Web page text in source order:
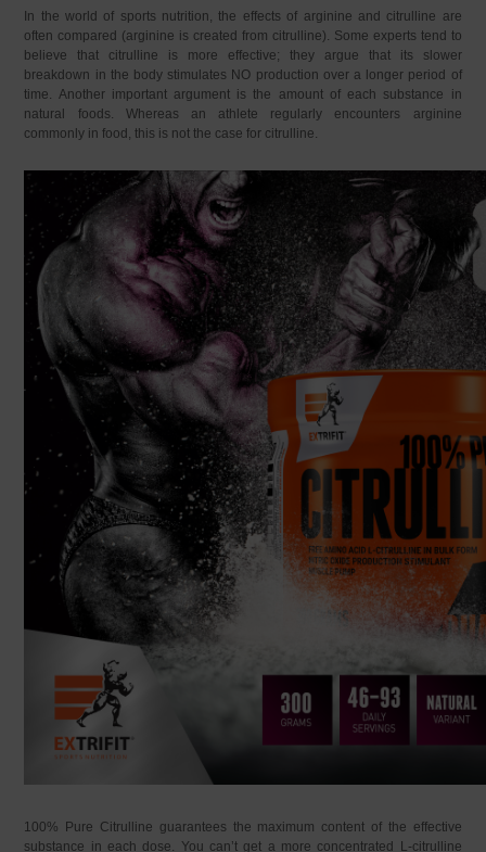
In the world of sports nutrition, the effects of arginine and citrulline are
often compared (arginine is created from citrulline). Some experts tend to
believe that citrulline is more effective; they argue that its slower
breakdown in the body stimulates NO production over a longer period of
time. Another important argument is the amount of each substance in
natural foods. Whereas an athlete regularly encounters arginine
commonly in food, this is not the case for citrulline.
100% Pure Citrulline guarantees the maximum content of the effective
substance in each dose. You can’t get a more concentrated L-citrulline